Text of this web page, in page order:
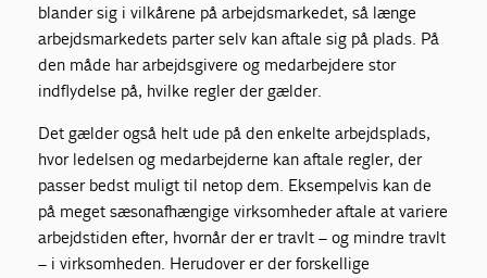
blander sig i vilkårene på arbejdsmarkedet, så længe
arbejdsmarkedets parter selv kan aftale sig på plads. På
den måde har arbejdsgivere og medarbejdere stor
indflydelse på, hvilke regler der gælder.
Det gælder også helt ude på den enkelte arbejdsplads,
hvor ledelsen og medarbejderne kan aftale regler, der
passer bedst muligt til netop dem. Eksempelvis kan de
på meget sæsonafhængige virksomheder aftale at variere
arbejdstiden efter, hvornår der er travlt – og mindre travlt
– i virksomheden. Herudover er der forskellige